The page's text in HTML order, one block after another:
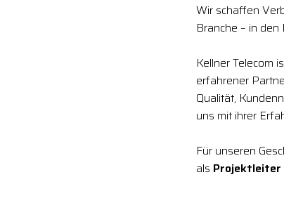
Wir schaffen
Branche – in
Kellner Telecom
erfahrener
Qualität,
uns mit ihrer
Für unseren
als Projektleiter